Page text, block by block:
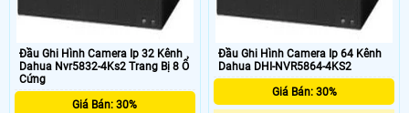
Đầu Ghi Hình Camera Ip 32 Kênh
Dahua Nvr5832-4Ks2 Trang Bị 8 Ổ
Cứng
Giá Bán: 30%
Đầu Ghi Hình Camera Ip 64 Kênh
Dahua DHI-NVR5864-4KS2
Giá Bán: 30%